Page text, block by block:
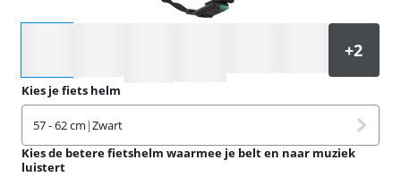
Kies je fiets helm
57 - 62 cm |Zwart
Kies de betere fietshelm waarmee je belt en naar muziek
luistert